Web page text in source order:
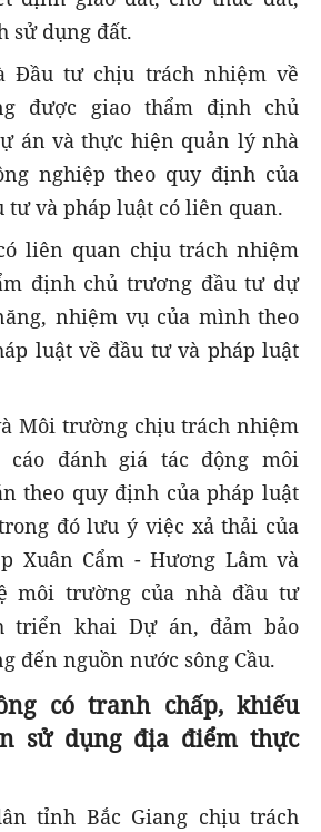
sử dụng đất.
Đầu tư chịu trách nhiệm về
được giao thẩm định chủ
án và thực hiện quản lý nhà
nghiệp theo quy định của
tư và pháp luật có liên quan.
liên quan chịu trách nhiệm
định chủ trương đầu tư dự
nhiệm vụ của mình theo
luật về đầu tư và pháp luật
Môi trường chịu trách nhiệm
cáo đánh giá tác động môi
theo quy định của pháp luật
đó lưu ý việc xả thải của
Xuân Cẩm - Hương Lâm và
môi trường của nhà đầu tư
triển khai Dự án, đảm bảo
đến nguồn nước sông Cầu.
có tranh chấp, khiếu
sử dụng địa điểm thực
tỉnh Bắc Giang chịu trách